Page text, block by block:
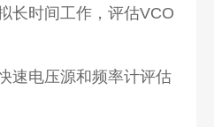
长时间工作，评估VCO
速电压源和频率计评估